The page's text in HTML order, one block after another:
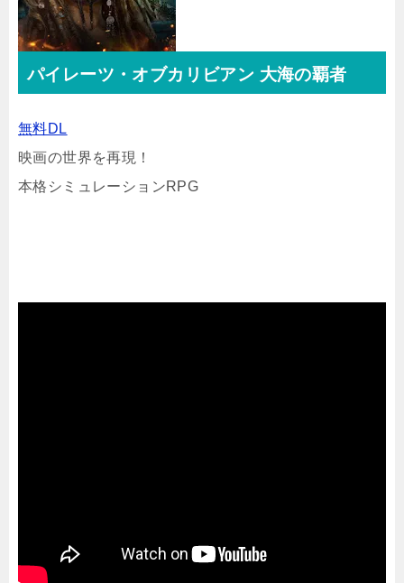
パイレーツ・オブカリビアン 大海の覇者
無料DL
映画の世界を再現！
本格シミュレーションRPG